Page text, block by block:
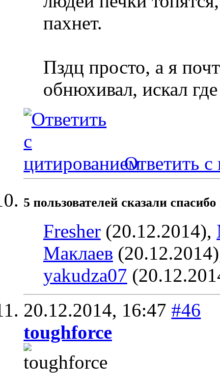
пахнет.
Пздц просто, а я
обнюхивал, искал
Ответить с
5 пользователей сказали
Fresher (20.12.2014),
Маклаев
yakudza07
20.12.2014, 16:47 #46
toughforce